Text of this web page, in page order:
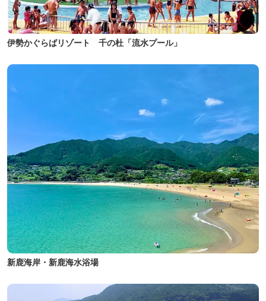
伊勢かぐらばリゾート 千の杜「流水プール」
新鹿海岸・新鹿海水浴場